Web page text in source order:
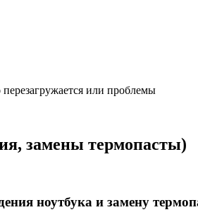
или проблемы
замены термопасты)
ноутбука и замену